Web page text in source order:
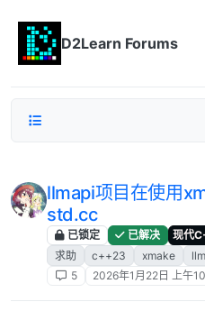
D2Learn Forums
llmapi项目在使用
std.cc
已锁定 已解决
现代
求助
c++23 xmake
5
2026年1月22日 上午